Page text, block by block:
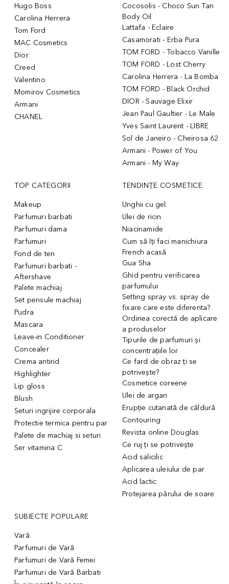
Hugo Boss
Carolina Herrera
Tom Ford
MAC Cosmetics
Dior
Creed
Valentino
Momirov Cosmetics
Armani
CHANEL
Cocosolis - Choco Sun Tan
Body Oil
Lattafa - Eclaire
Casamorati - Erba Pura
TOM FORD - Tobacco Vanille
TOM FORD - Lost Cherry
Carolina Herrera - La Bomba
TOM FORD - Black Orchid
DIOR - Sauvage Elixir
Jean Paul Gaultier - Le Male
Yves Saint Laurent - LIBRE
Sol de Janeiro - Cheirosa 62
Armani - Power of You
Armani - My Way
TOP CATEGORII
Makeup
Parfumuri barbati
Parfumuri dama
Parfumuri
Fond de ten
Parfumuri barbati -
Aftershave
Palete machiaj
Set pensule machiaj
Pudra
Mascara
Leave-in Conditioner
Concealer
Crema antirid
Highlighter
Lip gloss
Blush
Seturi ingrijire corporala
Protectie termica pentru par
Palete de machiaj si seturi
Ser vitamina C
TENDINȚE COSMETICE
Unghii cu gel
Ulei de ricin
Niacinamide
Cum să îți faci manichiura
French acasă
Gua Sha
Ghid pentru verificarea
parfumului
Setting spray vs. spray de
fixare care este diferenta?
Ordinea corectă de aplicare
a produselor
Tipurile de parfumuri și
concentrațiile lor
Ce fard de obraz ți se
potrivește?
Cosmetice coreene
Ulei de argan
Erupție cutanată de căldură
Contouring
Revista online Douglas
Ce ruj ți se potrivește
Acid salicilic
Aplicarea uleiului de par
Acid lactic
Protejarea părului de soare
SUBIECTE POPULARE
Vară
Parfumuri de Vară
Parfumuri de Vară Femei
Parfumuri de Vară Barbati